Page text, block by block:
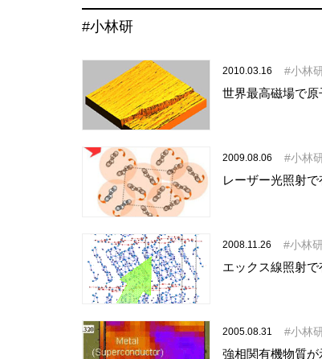
#小林研
2010.03.16 小林
世界最高磁場で
2009.08.06 小林
レーザー光照射
2008.11.26 小林
エックス線照射
2005.08.31 小林
強相関有機物質